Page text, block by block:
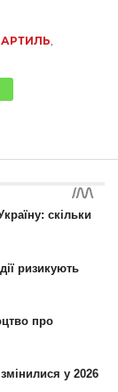
АРТИЛЬ,